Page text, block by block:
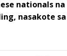
nationals
nasakote